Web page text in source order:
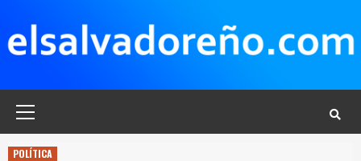
contenido
POLÍTICA